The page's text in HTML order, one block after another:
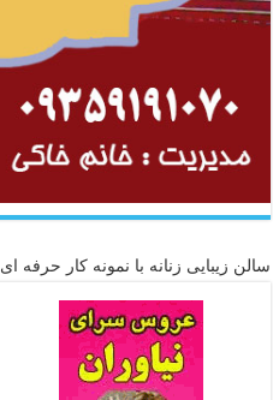
سالن زیبایی زنانه با نمونه کار حرفه ای